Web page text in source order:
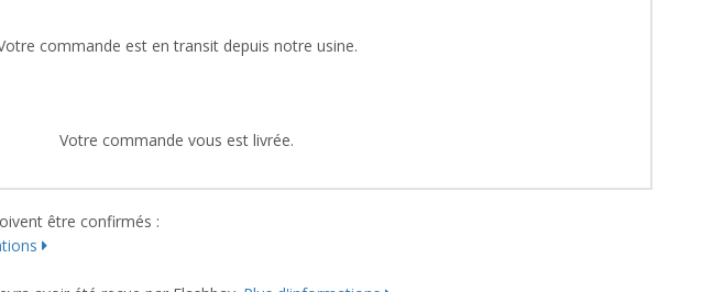
commande est en transit depuis notre usine.
Votre commande vous est livrée.
être confirmés :